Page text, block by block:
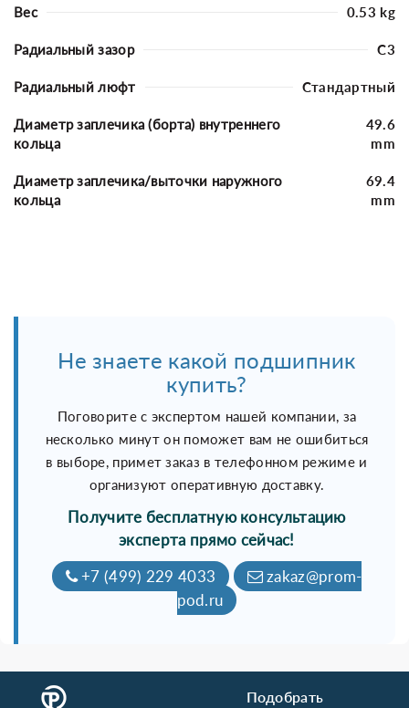
Вес 0.53 kg
Радиальный зазор C3
Радиальный люфт Стандартный
Диаметр заплечика (борта) внутреннего
кольца
49.6
mm
Диаметр заплечика/выточки наружного
кольца
69.4
mm
Не знаете какой подшипник
купить?
Поговорите с экспертом нашей компании, за
несколько минут он поможет вам не ошибиться
в выборе, примет заказ в телефонном режиме и
организуют оперативную доставку.
Получите бесплатную консультацию
эксперта прямо сейчас!
+7 (499) 229 4033
zakaz@prom-
pod.ru
Подобрать